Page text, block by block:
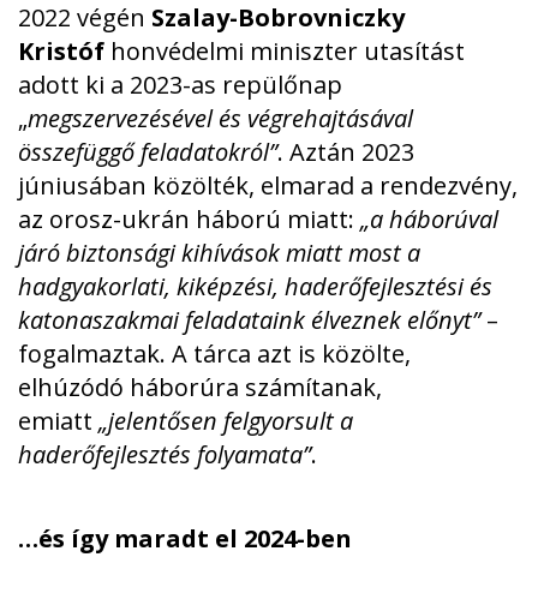
2022 végén Szalay-Bobrovniczky
Kristóf honvédelmi miniszter utasítást
adott ki a 2023-as repülőnap
„megszervezésével és végrehajtásával
összefüggő feladatokról”. Aztán 2023
júniusában közölték, elmarad a rendezvény,
az orosz-ukrán háború miatt: „a háborúval
járó biztonsági kihívások miatt most a
hadgyakorlati, kiképzési, haderőfejlesztési és
katonaszakmai feladataink élveznek előnyt”–
fogalmaztak. A tárca azt is közölte,
elhúzódó háborúra számítanak,
emiatt „jelentősen felgyorsult a
haderőfejlesztés folyamata”.
…és így maradt el 2024-ben